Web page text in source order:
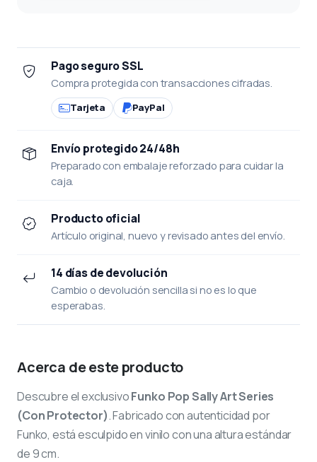
Pago seguro SSL
Compra protegida con transacciones cifradas.
Tarjeta PayPal
Envío protegido 24/48h
Preparado con embalaje reforzado para cuidar la
caja.
Producto oficial
Artículo original, nuevo y revisado antes del envío.
14 días de devolución
Cambio o devolución sencilla si no es lo que
esperabas.
Acerca de este producto
Descubre el exclusivoFunko Pop Sally Art Series
(Con Protector). Fabricado con autenticidad por
Funko, está esculpido en vinilo con una altura estándar
de 9 cm.